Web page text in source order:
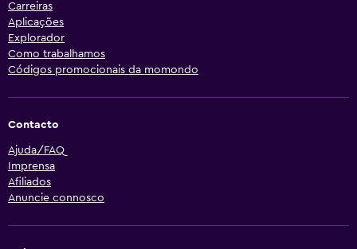
Carreiras
Aplicações
Explorador
Como trabalhamos
Códigos promocionais da momondo
Contacto
Ajuda/FAQ
Imprensa
Afiliados
Anuncie connosco